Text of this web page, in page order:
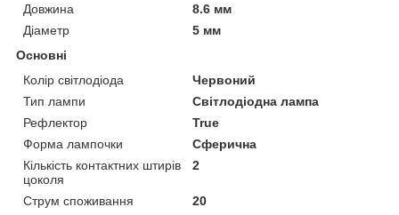
Довжина
8.6 мм
Діаметр
5 мм
Основні
Колір світлодіода
Червоний
Тип лампи
Світлодіодна лампа
Рефлектор
True
Форма лампочки
Сферична
Кількість контактних штирів
цоколя
2
Струм споживання
20